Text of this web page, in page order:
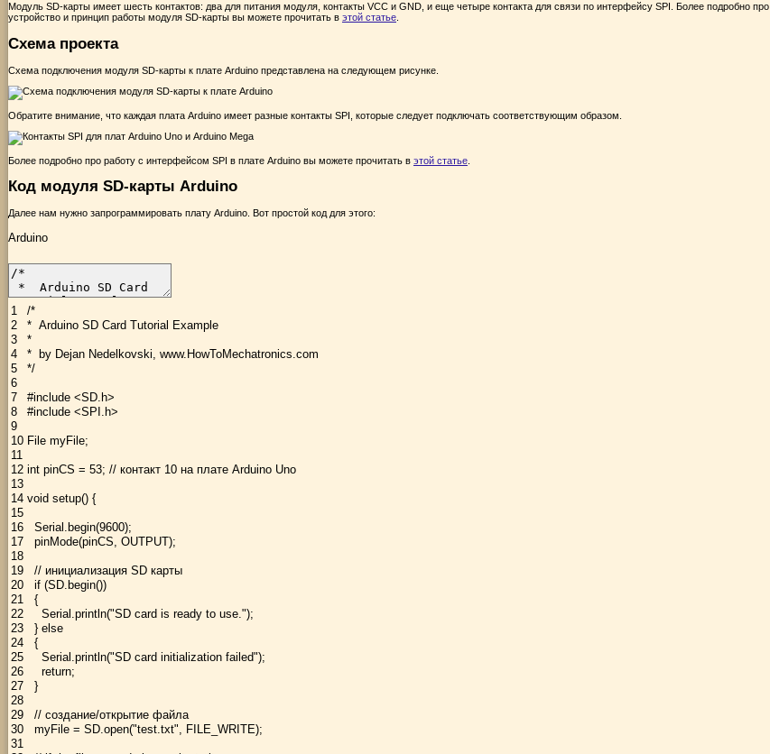
Модуль SD-карты имеет шесть контактов: два для питания модуля, контакты VCC и GND, и еще четыре контакта для связи по интерфейсу SPI. Более подробно про
устройство и принцип работы модуля SD-карты вы можете прочитать в этой статье
Схема проекта
Схема подключения модуля SD-карты к плате Arduino представлена на следующем рисунке.
Обратите внимание, что каждая плата Arduino имеет разные контакты SPI, которые следует подключать соответствующим образом.
Более подробно про работу с интерфейсом SPI в плате Arduino вы можете прочитать в этой статье
Код модуля SD-карты Arduino
Далее нам нужно запрограммировать плату Arduino. Вот простой код для этого:
Arduino
1
2
3
4
5
6
7
8
9
10
11
12
13
14
15
16
17
18
19
20
21
22
23
24
25
26
27
28
29
30
31
/*
* Arduino SD Card Tutorial Example
*
* by Dejan Nedelkovski, www.HowToMechatronics.com
*/
#include <SD.h>
#include <SPI.h>
File myFile;
int pinCS = 53; // контакт 10 на плате Arduino Uno
void setup() {
Serial begin(9600);
pinMode(pinCS OUTPUT);
// инициализация SD карты
if (SD begin())
{
Serial println("SD card is ready to use.");
} else
{
Serial println("SD card initialization failed");
return;
}
// создание/открытие файла
myFile = SD open("test.txt" FILE_WRITE);